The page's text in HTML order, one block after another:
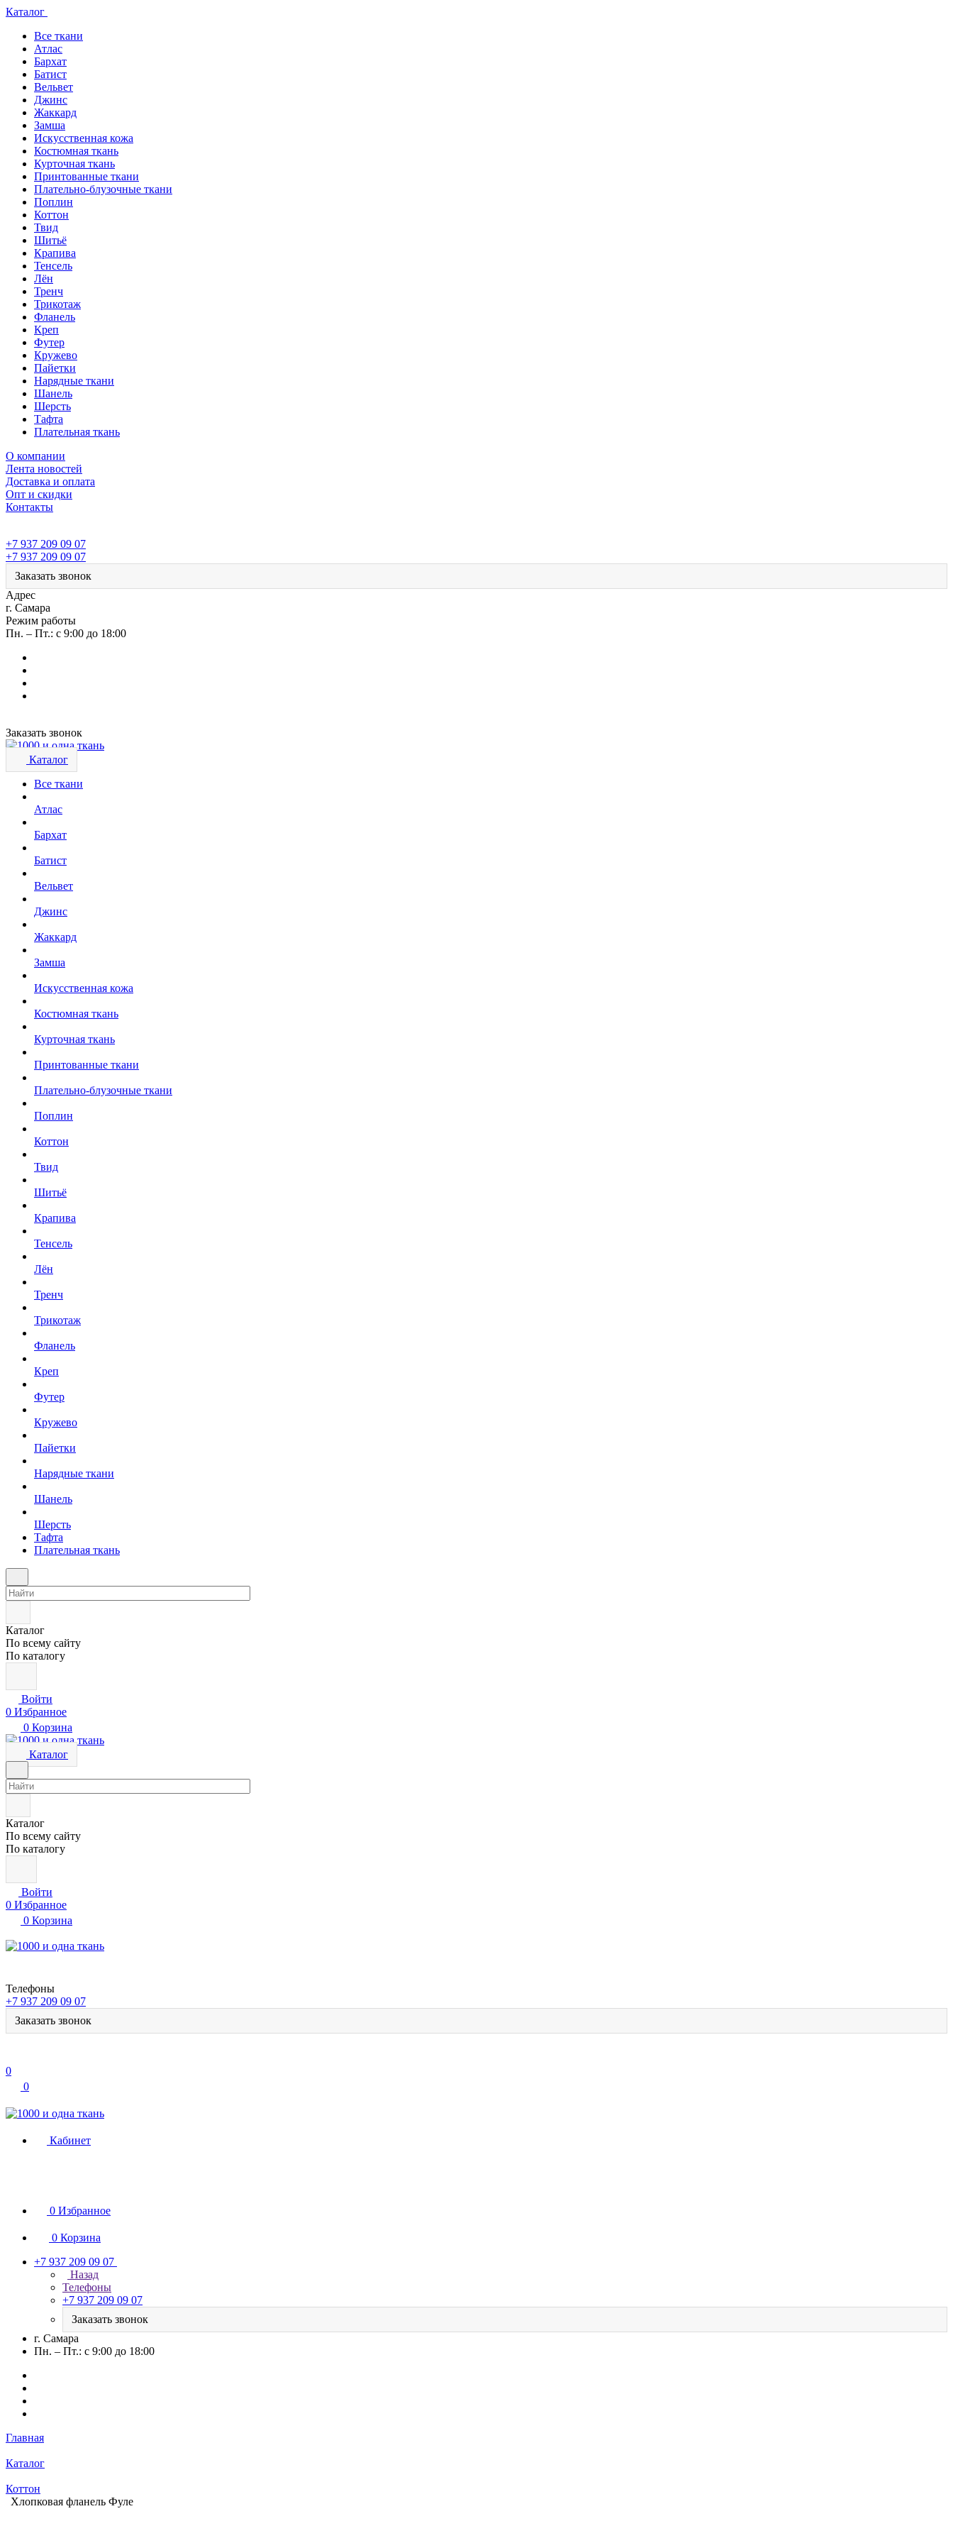
Каталог
Все ткани
Атлас
Бархат
Батист
Вельвет
Джинс
Жаккард
Замша
Искусственная кожа
Костюмная ткань
Курточная ткань
Принтованные ткани
Плательно-блузочные ткани
Поплин
Коттон
Твид
Шитьё
Крапива
Тенсель
Лён
Тренч
Трикотаж
Фланель
Креп
Футер
Кружево
Пайетки
Нарядные ткани
Шанель
Шерсть
Тафта
Плательная ткань
О компании
Лента новостей
Доставка и оплата
Опт и скидки
Контакты
+7 937 209 09 07
+7 937 209 09 07
Заказать звонок
Адрес
г. Самара
Режим работы
Пн. – Пт.: с 9:00 до 18:00
Заказать звонок
Каталог
Все ткани
Атлас
Бархат
Батист
Вельвет
Джинс
Жаккард
Замша
Искусственная кожа
Костюмная ткань
Курточная ткань
Принтованные ткани
Плательно-блузочные ткани
Поплин
Коттон
Твид
Шитьё
Крапива
Тенсель
Лён
Тренч
Трикотаж
Фланель
Креп
Футер
Кружево
Пайетки
Нарядные ткани
Шанель
Шерсть
Тафта
Плательная ткань
Каталог
По всему сайту
По каталогу
Войти
0 Избранное
0 Корзина
Каталог
Каталог
По всему сайту
По каталогу
Войти
0 Избранное
0 Корзина
Телефоны
+7 937 209 09 07
Заказать звонок
0
0
Кабинет
0 Избранное
0 Корзина
+7 937 209 09 07
Назад
Телефоны
+7 937 209 09 07
Заказать звонок
г. Самара
Пн. – Пт.: с 9:00 до 18:00
Главная
Каталог
Коттон
Хлопковая фланель Фуле